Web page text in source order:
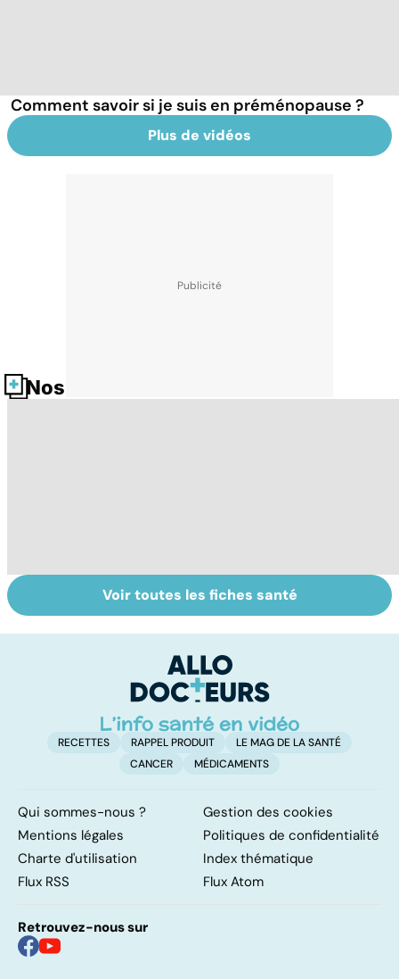
Comment savoir si je suis en préménopause ?
Plus de vidéos
Nos fiches santé
Staphylocoque
doré : une
Qu'est-ce que le
coma ?
Voir toutes les fiches santé
RECETTES RAPPEL PRODUIT
LE MAG DE LA SANTÉ
CANCER
MÉDICAMENTS
Qui sommes-nous ?
Gestion des cookies
Mentions légales
Politiques de confidentialité
Charte d'utilisation
Index thématique
Flux RSS
Flux Atom
Retrouvez-nous sur